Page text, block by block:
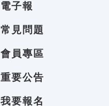
子報
見問題
員專區
要公告
要報名